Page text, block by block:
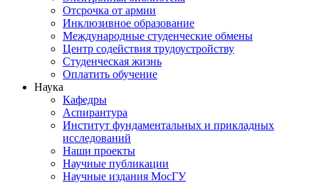
Отсрочка от армии
Инклюзивное образование
Международные студенческие обмены
Центр содействия трудоустройству
Студенческая жизнь
Оплатить обучение
Наука
Кафедры
Аспирантура
Институт фундаментальных и прикладных
исследований
Наши проекты
Научные публикации
Научные издания МосГУ